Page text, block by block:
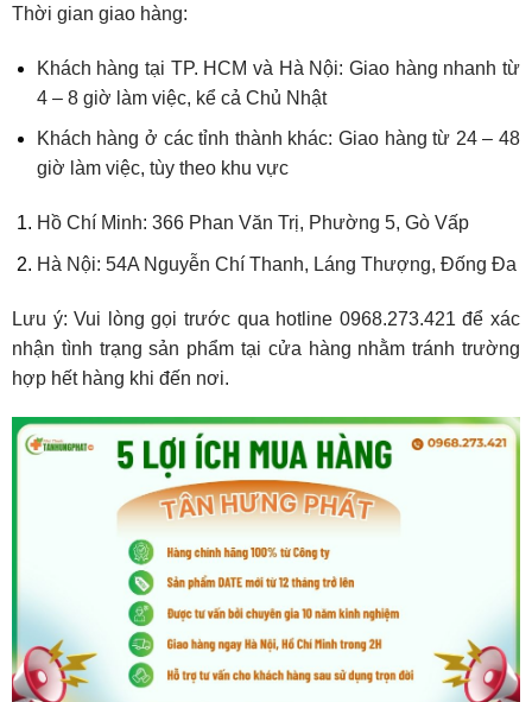
Thời gian giao hàng:
Khách hàng tại TP. HCM và Hà Nội: Giao hàng nhanh từ
4 – 8 giờ làm việc, kể cả Chủ Nhật
Khách hàng ở các tỉnh thành khác: Giao hàng từ 24 – 48
giờ làm việc, tùy theo khu vực
Hồ Chí Minh: 366 Phan Văn Trị, Phường 5, Gò Vấp
Hà Nội: 54A Nguyễn Chí Thanh, Láng Thượng, Đống Đa
Lưu ý: Vui lòng gọi trước qua hotline 0968.273.421 để xác
nhận tình trạng sản phẩm tại cửa hàng nhằm tránh trường
hợp hết hàng khi đến nơi.